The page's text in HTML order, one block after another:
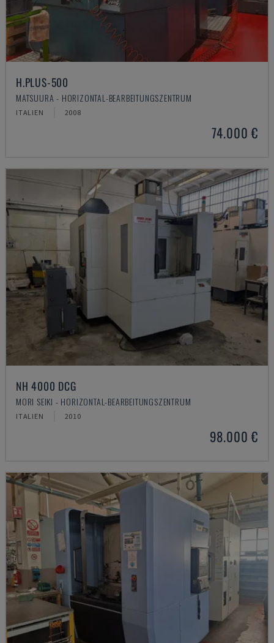
H.PLUS-500
MATSUURA - HORIZONTAL-BEARBEITUNGSZENTRUM
ITALIEN 2008
74.000 €
NH 4000 DCG
MORI SEIKI - HORIZONTAL-BEARBEITUNGSZENTRUM
ITALIEN 2010
98.000 €